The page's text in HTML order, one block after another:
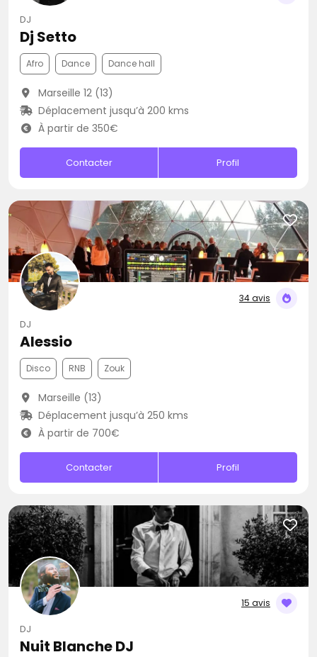
DJ
Dj Setto
Afro Dance Dance hall
Marseille 12 (13)
Déplacement jusqu’à 200 kms
À partir de 350€
Contacter Profil
34 avis
DJ
Alessio
Disco RNB Zouk
Marseille (13)
Déplacement jusqu’à 250 kms
À partir de 700€
Contacter Profil
15 avis
DJ
Nuit Blanche DJ